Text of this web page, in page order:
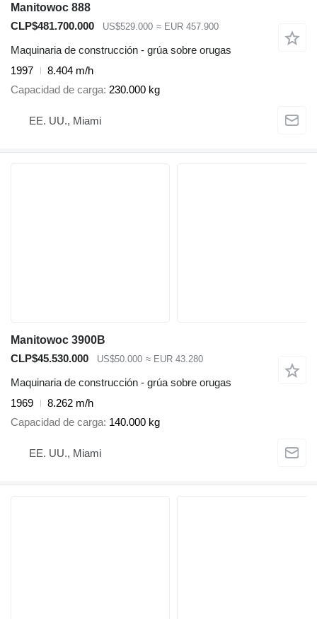
Manitowoc 888
CLP$481.700.000
US$529.000 ≈ EUR 457.900
Maquinaria de construcción - grúa sobre orugas
1997
8.404 m/h
Capacidad de carga 230.000 kg
EE. UU., Miami
Manitowoc 3900B
CLP$45.530.000
US$50.000 ≈ EUR 43.280
Maquinaria de construcción - grúa sobre orugas
1969
8.262 m/h
Capacidad de carga 140.000 kg
EE. UU., Miami